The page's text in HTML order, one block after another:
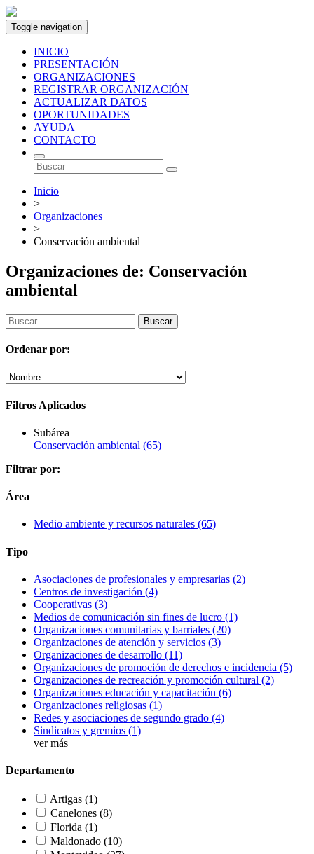
Toggle navigation
INICIO
PRESENTACIÓN
ORGANIZACIONES
REGISTRAR ORGANIZACIÓN
ACTUALIZAR DATOS
OPORTUNIDADES
AYUDA
CONTACTO
Inicio
>
Organizaciones
>
Conservación ambiental
Organizaciones de: Conservación
ambiental
Ordenar por:
Filtros Aplicados
Subárea
Conservación ambiental (65)
Filtrar por:
Área
Medio ambiente y recursos naturales (65)
Tipo
Asociaciones de profesionales y empresarias (2)
Centros de investigación (4)
Cooperativas (3)
Medios de comunicación sin fines de lucro (1)
Organizaciones comunitarias y barriales (20)
Organizaciones de atención y servicios (3)
Organizaciones de desarrollo (11)
Organizaciones de promoción de derechos e incidencia (5)
Organizaciones de recreación y promoción cultural (2)
Organizaciones educación y capacitación (6)
Organizaciones religiosas (1)
Redes y asociaciones de segundo grado (4)
Sindicatos y gremios (1)
ver más
Departamento
Artigas (1)
Canelones (8)
Florida (1)
Maldonado (10)